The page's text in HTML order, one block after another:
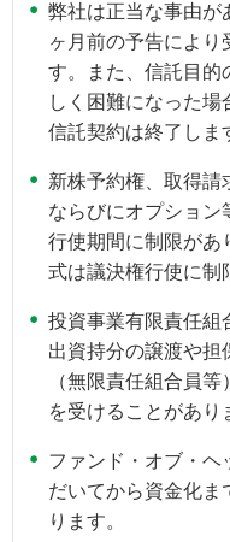
弊社は正当な事由が
ヶ月前の予告により
す。また、信託目的
しく困難になった場
信託契約は終了しま
新株予約権、取得請
ならびにオプション
行使期間に制限があ
式は議決権行使に制
投資事業有限責任組
出資持分の譲渡や担
（無限責任組合員
を受けることがあり
ファンド・オブ・ヘ
だいてから資金化ま
ります。